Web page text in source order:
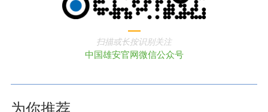
扫描或长按识别关注
中国雄安官网微信公众号